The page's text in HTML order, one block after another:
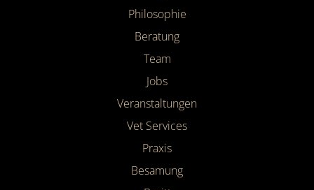
Philosophie
Beratung
Team
Jobs
Veranstaltungen
Vet Services
Praxis
Besamung